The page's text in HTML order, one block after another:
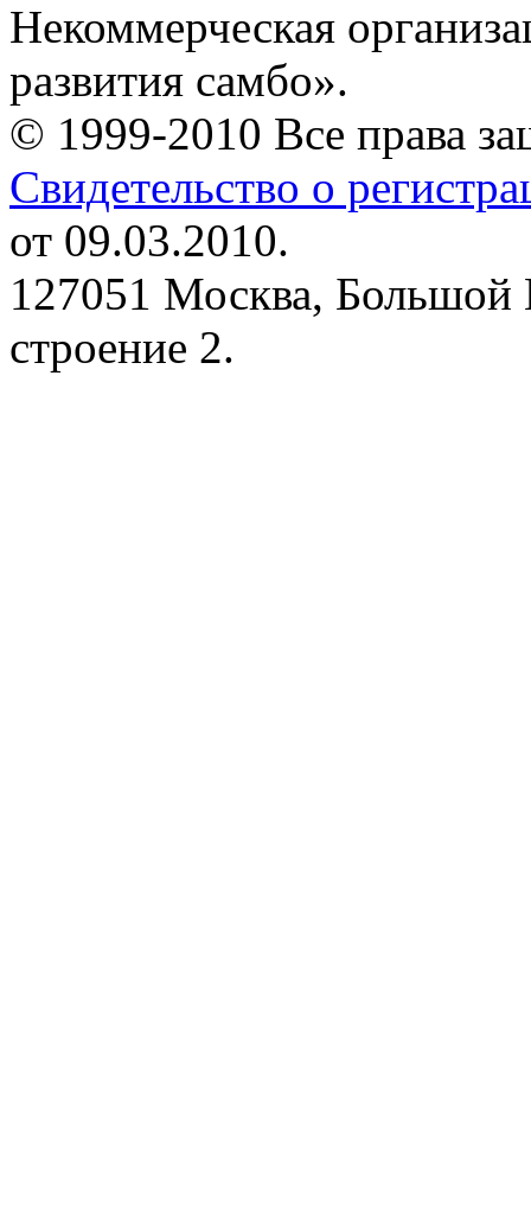
Некоммерческая
развития самбо».
© 1999-2010 Все права
Свидетельство о
от 09.03.2010.
127051 Москва, Большой
строение 2.